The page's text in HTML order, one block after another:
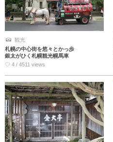
観光
札幌の中心街を悠々とかっ歩
銀太がひく札幌観光幌馬車
♡ 4 / 4511 views